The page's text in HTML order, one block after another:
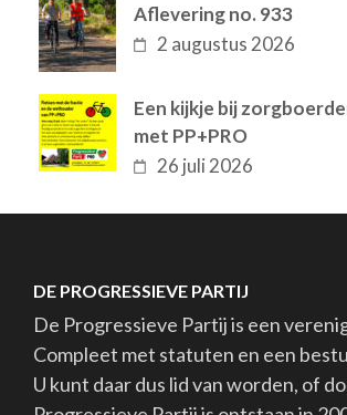
Aflevering no. 933
2 augustus 2026
Een kijkje bij
met PP+PRO
26 juli 2026
DE PROGRESSIEVE PARTIJ
De Progressieve Partij is een
Compleet met statuten en een
U kunt daar dus lid van worden, of